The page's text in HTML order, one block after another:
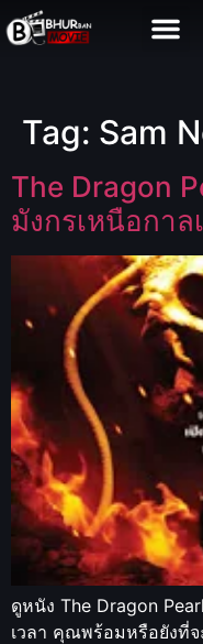
Tag: Sam
The Dragon
มังกรเหนือกาล
ดูหนัง The Dragon
เวลา คุณพร้อมหรือยังที่